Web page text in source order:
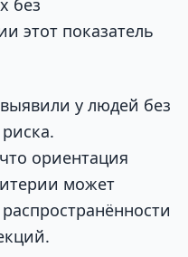
без
этот показатель
у людей без
ориентация
может